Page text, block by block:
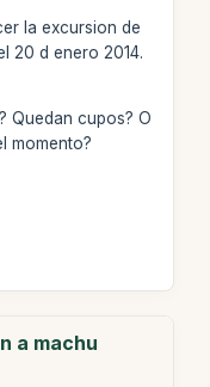
la excursion de
20 d enero 2014.
Quedan cupos? O
momento?
a machu